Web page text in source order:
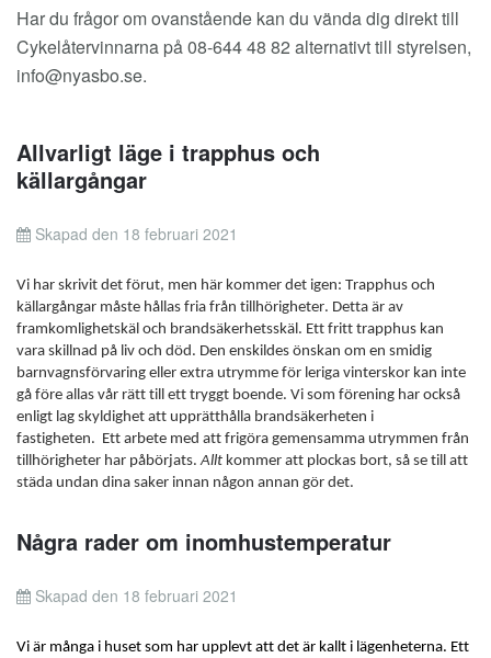
Har du frågor om ovanstående kan du vända dig direkt till
Cykelåtervinnarna på 08-644 48 82 alternativt till styrelsen,
info@nyasbo.se.
Allvarligt läge i trapphus och
källargångar
Skapad den 18 februari 2021
Vi har skrivit det förut, men här kommer det igen: Trapphus och
källargångar måste hållas fria från tillhörigheter. Detta är av
framkomlighetskäl och brandsäkerhetsskäl. Ett fritt trapphus kan
vara skillnad på liv och död. Den enskildes önskan om en smidig
barnvagnsförvaring eller extra utrymme för leriga vinterskor kan inte
gå före allas vår rätt till ett tryggt boende. Vi som förening har också
enligt lag skyldighet att upprätthålla brandsäkerheten i
fastigheten. Ett arbete med att frigöra gemensamma utrymmen från
tillhörigheter har påbörjats.Allt kommer att plockas bort, så se till att
städa undan dina saker innan någon annan gör det.
Några rader om inomhustemperatur
Skapad den 18 februari 2021
Vi är många i huset som har upplevt att det är kallt i lägenheterna. Ett